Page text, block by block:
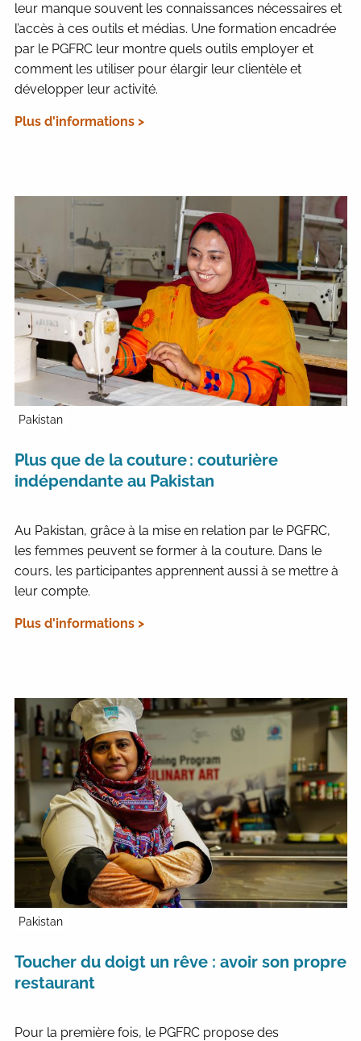
leur manque souvent les connaissances nécessaires et
l’accès à ces outils et médias. Une formation encadrée
par le PGFRC leur montre quels outils employer et
comment les utiliser pour élargir leur clientèle et
développer leur activité.
Plus d'informations >
Pakistan
Plus que de la couture : couturière
indépendante au Pakistan
Au Pakistan, grâce à la mise en relation par le PGFRC,
les femmes peuvent se former à la couture. Dans le
cours, les participantes apprennent aussi à se mettre à
leur compte.
Plus d'informations >
Pakistan
Toucher du doigt un rêve : avoir son propre
restaurant
Pour la première fois, le PGFRC propose des